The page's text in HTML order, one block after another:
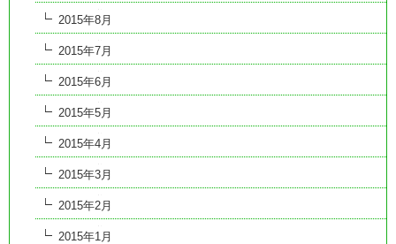
2015年8月
2015年7月
2015年6月
2015年5月
2015年4月
2015年3月
2015年2月
2015年1月